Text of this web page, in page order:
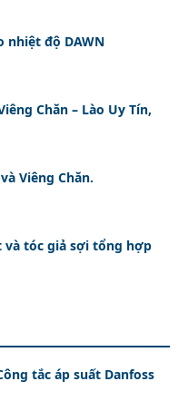
nhiệt độ DAWN
Chăn – Lào Uy Tín,
Viêng Chăn.
và tóc giả sợi tổng hợp
tắc áp suất Danfoss